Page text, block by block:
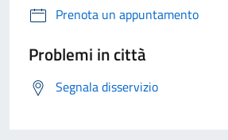
Prenota un appuntamento
Problemi in città
Segnala disservizio